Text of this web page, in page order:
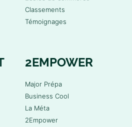
Classements
Témoignages
2EMPOWER
Major Prépa
Business Cool
La Méta
2Empower